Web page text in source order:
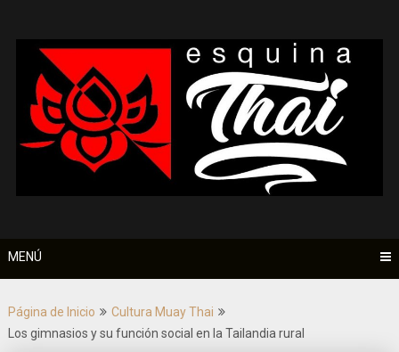
contenido
MENÚ
Página de Inicio
Cultura Muay Thai
Los gimnasios y su función social en la Tailandia rural